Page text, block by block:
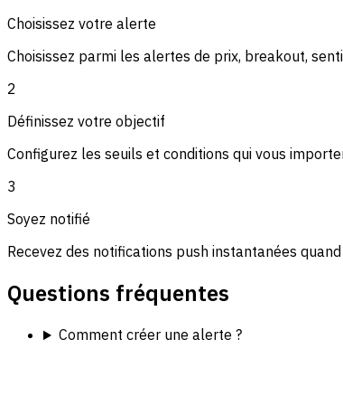
Choisissez votre alerte
Choisissez parmi les alertes de prix, breakout,
2
Définissez votre objectif
Configurez les seuils et conditions qui vous
3
Soyez notifié
Recevez des notifications push instantanées
Questions fréquentes
Comment créer une alerte ?